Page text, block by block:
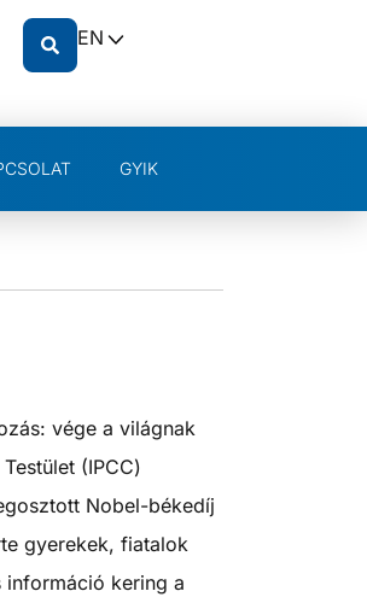
EN
GYIK
vége a világnak
(IPCC)
Nobel-békedíj
gyerekek, fiatalok
információ kering a